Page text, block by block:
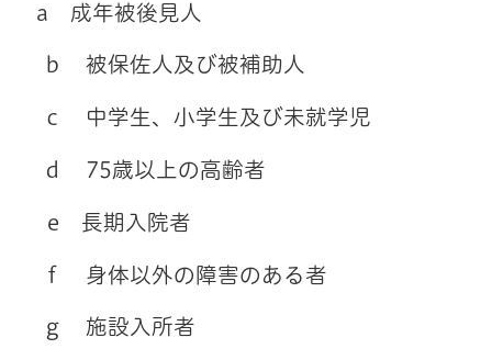
a 成年被後見人
ｂ 被保佐人及び被補助人
ｃ 中学生、小学生及び未就学児
ｄ 75歳以上の高齢者
e 長期入院者
ｆ 身体以外の障害のある者
ｇ 施設入所者